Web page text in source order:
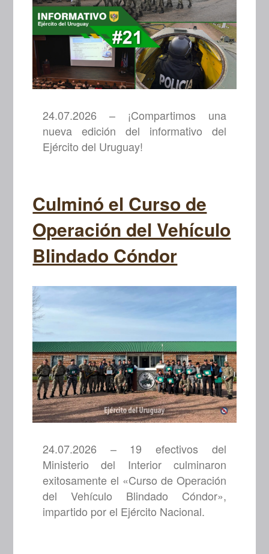
24.07.2026 – ¡Compartimos una
nueva edición del informativo del
Ejército del Uruguay!
Culminó el Curso de
Operación del Vehículo
Blindado Cóndor
24.07.2026 – 19 efectivos del
Ministerio del Interior culminaron
exitosamente el «Curso de Operación
del Vehículo Blindado Cóndor»,
impartido por el Ejército Nacional.